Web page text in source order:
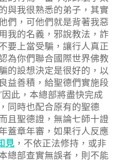
與我很熟悉的弟子，其實
們，可他們就是背著我惡
我的名義，邪說教法，詐
要上當受騙，讓行人真正
為你們聯合國際世界佛教
的設想決定是很好的，以
益善積，給聖德們實施段
此，本總部將盡快完成
同時也配合原有的聖德
且聖德證，無論七師十證
蓋章年審，如果行人反應
見 ，不依正法修持，或非
總部查實無誤者，則不能